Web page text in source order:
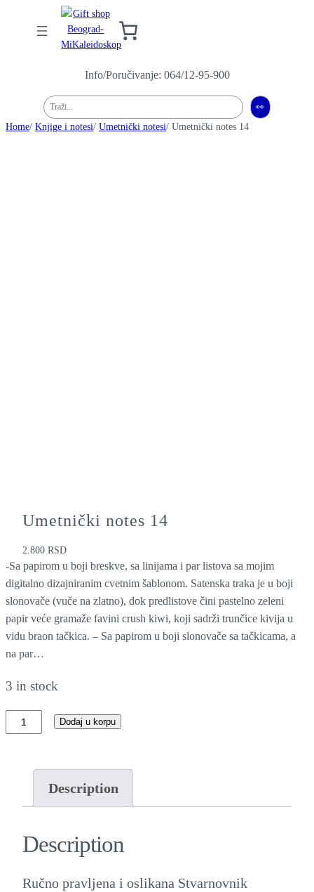
Info/Poručivanje: 064/12-95-900
Pretraga 👀
Home/ Knjige i notesi/ Umetnički notesi/ Umetnički notes 14
Umetnički notes 14
2.800RSD
-Sa papirom u boji breskve, sa linijama i par listova sa mojim
digitalno dizajniranim cvetnim šablonom. Satenska traka je u boji
slonovače (vuče na zlatno), dok predlistove čini pastelno zeleni
papir veće gramaže favini crush kiwi, koji sadrži trunčice kivija u
vidu braon tačkica. – Sa papirom u boji slonovače sa tačkicama, a
na par…
3 in stock
Dodaj u korpu
Description
Description
Ručno pravljena i oslikana Stvarnovnik